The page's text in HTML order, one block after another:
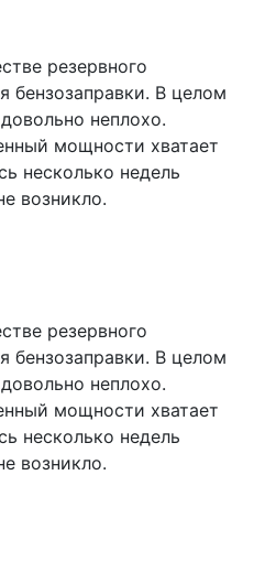
резервного
бензозаправки. В целом
неплохо.
мощности хватает
несколько недель
возникло.
резервного
бензозаправки. В целом
неплохо.
мощности хватает
несколько недель
возникло.